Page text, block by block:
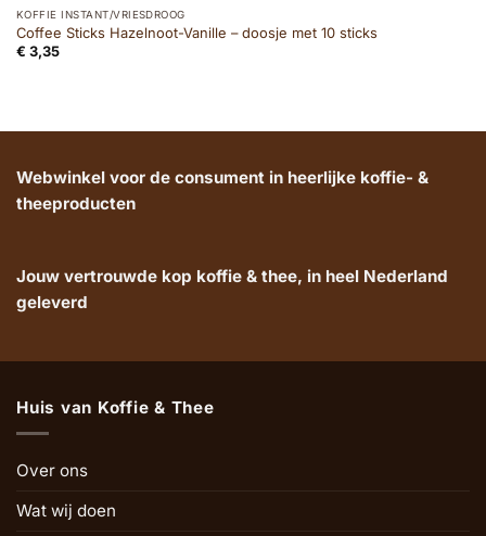
KOFFIE INSTANT/VRIESDROOG
Coffee Sticks Hazelnoot-Vanille – doosje met 10 sticks
€ 3,35
Webwinkel voor de consument in heerlijke koffie- &
theeproducten
Jouw vertrouwde kop koffie & thee, in heel Nederland
geleverd
Huis van Koffie & Thee
Over ons
Wat wij doen